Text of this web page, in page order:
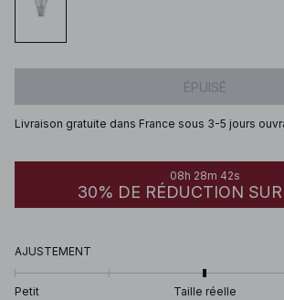
ÉPUISÉ
Livraison gratuite dans France sous 3-5 jours
08h 28m 42s
30% DE RÉDUCTION
AJUSTEMENT
Petit Taille réelle